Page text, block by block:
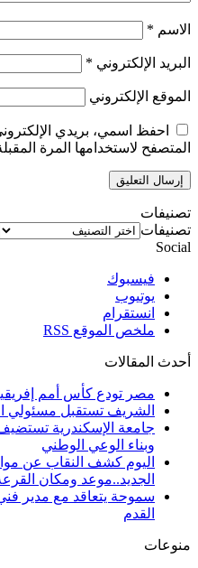
الاسم *
البريد الإلكتروني *
الموقع الإلكتروني
احفظ اسمي، بريدي
المتصفح لاستخدامها المرة
تصنيفات
تصنيفات
Social
فيسبوك
يوتيوب
انستقرام
ملخص الموقع RSS
أحدث المقالات
مصر تودع كأس أمم إفريقيا
الشريف تستقبل مسئولي
جامعة الإسكندرية
وبناء الوعي الوطني
اليوم كشف النقاب عن
الجديد..موعد ومكان
سموحة يتعاقد مع مدير
القدم
منوعات